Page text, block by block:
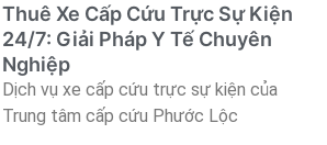
Thuê Xe Cấp Cứu Trực Sự Kiện
24/7: Giải Pháp Y Tế Chuyên
Nghiệp
Dịch vụ xe cấp cứu trực sự kiện của
Trung tâm cấp cứu Phước Lộc